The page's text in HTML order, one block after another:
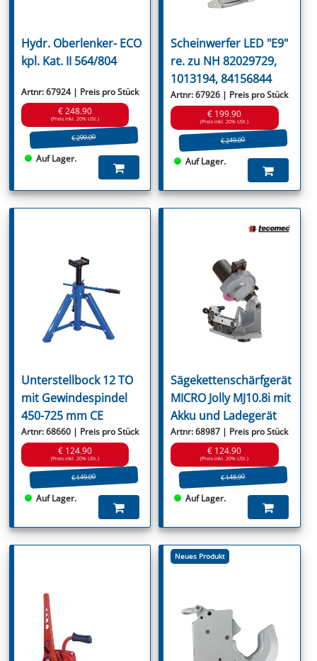
Hydr. Oberlenker- ECO
kpl. Kat. II 564/804
Artnr: 67924 | Preis pro Stück
€ 248.90
(Preis inkl. 20% USt.)
€ 299.00
Auf Lager.
Scheinwerfer LED "E9"
re. zu NH 82029729,
1013194, 84156844
Artnr: 67926 | Preis pro Stück
€ 199.90
(Preis inkl. 20% USt.)
€ 249.00
Auf Lager.
Unterstellbock 12 TO
mit Gewindespindel
450-725 mm CE
Artnr: 68660 | Preis pro Stück
€ 124.90
(Preis inkl. 20% USt.)
€ 149.00
Auf Lager.
Sägekettenschärfgerät
MICRO Jolly MJ10.8i mit
Akku und Ladegerät
Artnr: 68987 | Preis pro Stück
€ 124.90
(Preis inkl. 20% USt.)
€ 148.90
Auf Lager.
Neues Produkt